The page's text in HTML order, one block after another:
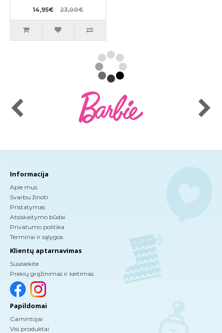
14,95€ 23,00€
Informacija
Apie mus
Svarbu žinoti
Pristatymas
Atsiskaitymo būdai
Privatumo politika
Terminai ir sąlygos
Klientų aptarnavimas
Susisiekite
Prekių grąžinimas ir keitimas
Papildomai
Gamintojai
Visi produktai